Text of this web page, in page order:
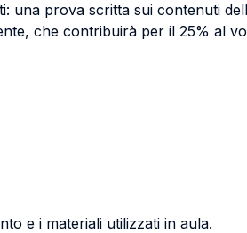
una prova scritta sui contenuti
che contribuirà per il 25% al
e i materiali utilizzati in aula.